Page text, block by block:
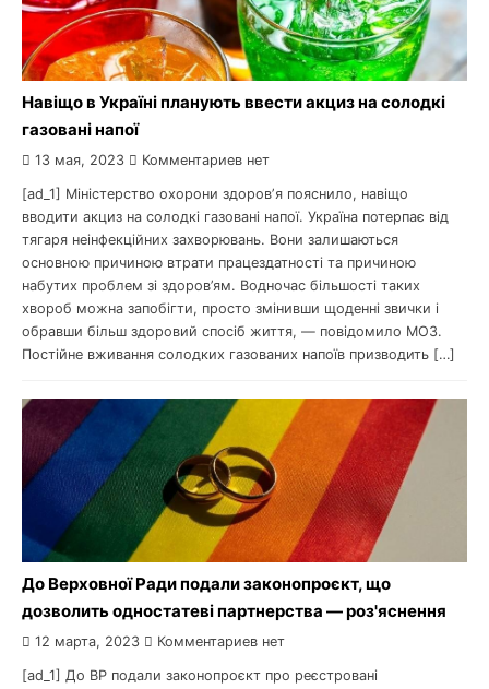
Навіщо в Україні планують ввести акциз на солодкі
газовані напої
13 мая, 2023 Комментариев нет
[ad_1] Міністерство охорони здоровʼя пояснило, навіщо
вводити акциз на солодкі газовані напої. Україна потерпає від
тягаря неінфекційних захворювань. Вони залишаються
основною причиною втрати працездатності та причиною
набутих проблем зі здоров’ям. Водночас більшості таких
хвороб можна запобігти, просто змінивши щоденні звички і
обравши більш здоровий спосіб життя, — повідомило МОЗ.
Постійне вживання солодких газованих напоїв призводить […]
До Верховної Ради подали законопроєкт, що
дозволить одностатеві партнерства — роз'яснення
12 марта, 2023 Комментариев нет
[ad_1] До ВР подали законопроєкт про реєстровані